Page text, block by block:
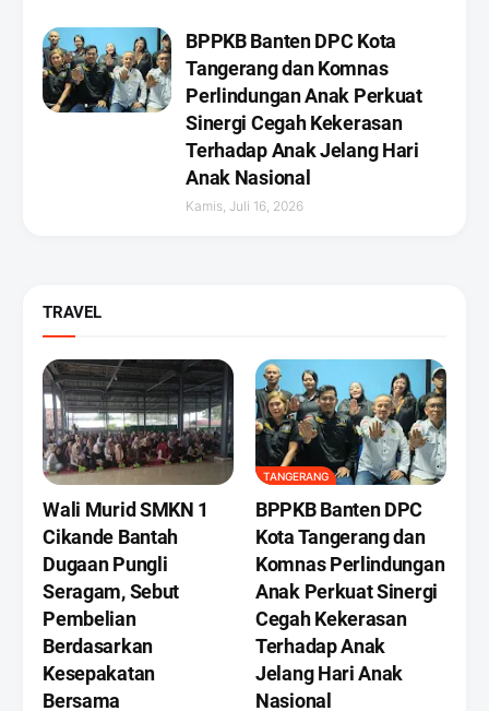
BPPKB Banten DPC Kota
Tangerang dan Komnas
Perlindungan Anak Perkuat
Sinergi Cegah Kekerasan
Terhadap Anak Jelang Hari
Anak Nasional
Kamis, Juli 16, 2026
TRAVEL
Wali Murid SMKN 1
Cikande Bantah
Dugaan Pungli
Seragam, Sebut
Pembelian
Berdasarkan
Kesepakatan
Bersama
TANGERANG
BPPKB Banten DPC
Kota Tangerang dan
Komnas Perlindungan
Anak Perkuat Sinergi
Cegah Kekerasan
Terhadap Anak
Jelang Hari Anak
Nasional